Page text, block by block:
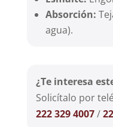
Absorción:
agua).
¿Te interesa
Solicítalo por
222 329 4007/